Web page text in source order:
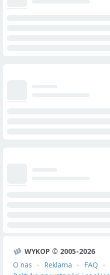
WYKOP © 2005-2026
O nas
Reklama FAQ